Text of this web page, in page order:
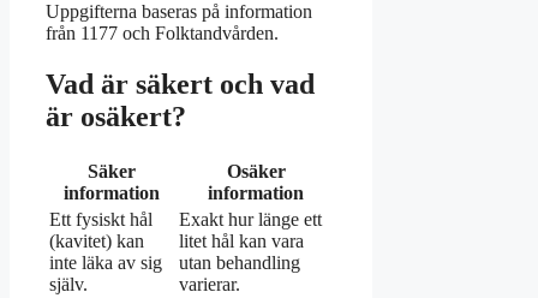
Uppgifterna baseras på information
från 1177 och Folktandvården.
Vad är säkert och vad
är osäkert?
Säker
information
Osäker
information
Ett fysiskt hål
(kavitet) kan
inte läka av sig
själv.
Exakt hur länge ett
litet hål kan vara
utan behandling
varierar.